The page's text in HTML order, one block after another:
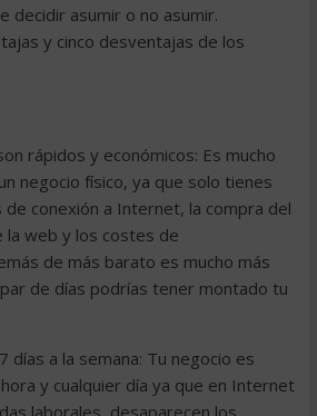
decidir asumir o no asumir.
y cinco desventajas de los
rápidos y económicos: Es mucho
negocio físico, ya que solo tienes
conexión a Internet, la compra del
la web y los costes de
de más barato es mucho más
de días podrías tener montado tu
días a la semana: Tu negocio es
y cualquier día ya que en Internet
laborales, desaparecen los